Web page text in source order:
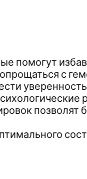
помогут
с
позволят